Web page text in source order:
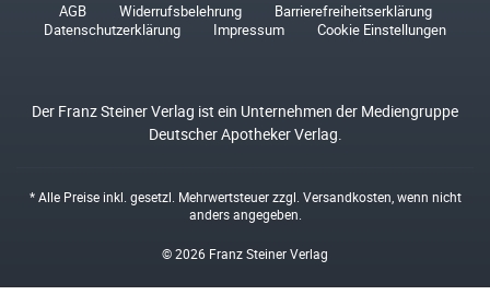
AGB Widerrufsbelehrung
Barrierefreiheitserklärung
Datenschutzerklärung
Impressum Cookie Einstellungen
Der Franz Steiner Verlag ist ein Unternehmen der Mediengruppe
Deutscher Apotheker Verlag.
* Alle Preise inkl. gesetzl. Mehrwertsteuer zzgl. Versandkosten , wenn nicht
anders angegeben.
© 2026 Franz Steiner Verlag